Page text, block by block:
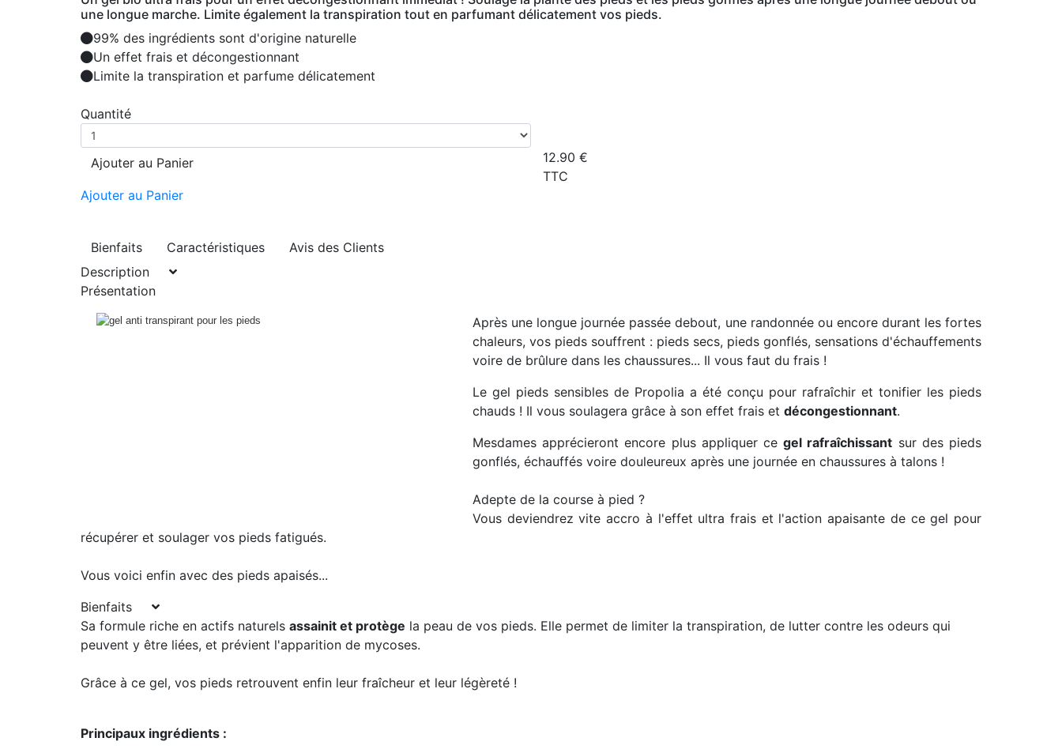
une longue marche. Limite également la transpiration tout en parfumant délicatement vos pieds.
99% des ingrédients sont d'origine naturelle
Un effet frais et décongestionnant
Limite la transpiration et parfume délicatement
Quantité
Ajouter au Panier
Ajouter au Panier
12.90 €
TTC
Bienfaits Caractéristiques
Avis des Clients
Description
Présentation
Après une longue journée passée debout, une randonnée ou encore durant les fortes
chaleurs, vos pieds souffrent : pieds secs, pieds gonflés, sensations d'échauffements
voire de brûlure dans les chaussures... Il vous faut du frais !
Le gel pieds sensibles de Propolia a été conçu pour rafraîchir et tonifier les pieds
chauds ! Il vous soulagera grâce à son effet frais et décongestionnant.
Mesdames apprécieront encore plus appliquer cegel rafraîchissant sur des pieds
gonflés, échauffés voire douleureux après une journée en chaussures à talons !
Adepte de la course à pied ?
Vous deviendrez vite accro à l'effet ultra frais et l'action apaisante de ce gel pour
récupérer et soulager vos pieds fatigués.
Vous voici enfin avec des pieds apaisés...
Bienfaits
Sa formule riche en actifs naturels assainit et protège la peau de vos pieds. Elle permet de limiter la transpiration, de lutter contre les odeurs qui
peuvent y être liées, et prévient l'apparition de mycoses.
Grâce à ce gel, vos pieds retrouvent enfin leur fraîcheur et leur légèreté !
Principaux ingrédients :